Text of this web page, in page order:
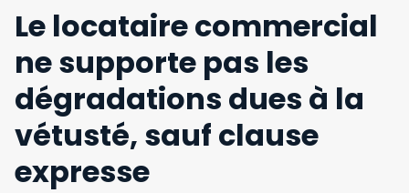
Le locataire commercial
ne supporte pas les
dégradations dues à la
vétusté, sauf clause
expresse